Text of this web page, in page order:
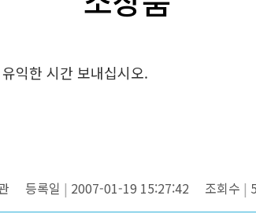
익한 시간 보내십시오.
등록일 2007-01-19 15:27:42 조회수